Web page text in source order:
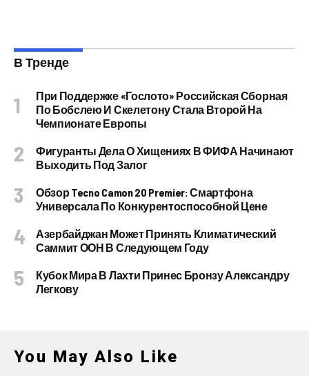
В Тренде
При Поддержке «Гослото» Российская Сборная
По Бобслею И Скелетону Стала Второй На
Чемпионате Европы
Фигуранты Дела О Хищениях В ФИФА Начинают
Выходить Под Залог
Обзор Tecno Camon 20 Premier: Смартфона
Универсала По Конкурентоспособной Цене
Азербайджан Может Принять Климатический
Саммит ООН В Следующем Году
Кубок Мира В Лахти Принес Бронзу Александру
Легкову
You May Also Like